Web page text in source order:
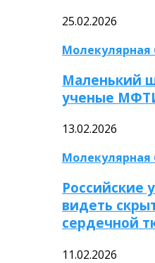
25.02.2026
Молекулярная
Маленький
ученые
13.02.2026
Молекулярная
Российские
видеть
сердечной
11.02.2026